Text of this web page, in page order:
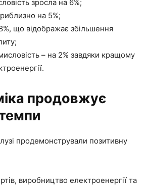
зросла на 6%;
на 5%;
що відображає збільшення
– на 2% завдяки кращому
продовжує
продемонстрували позитивну
виробництво електроенергії та